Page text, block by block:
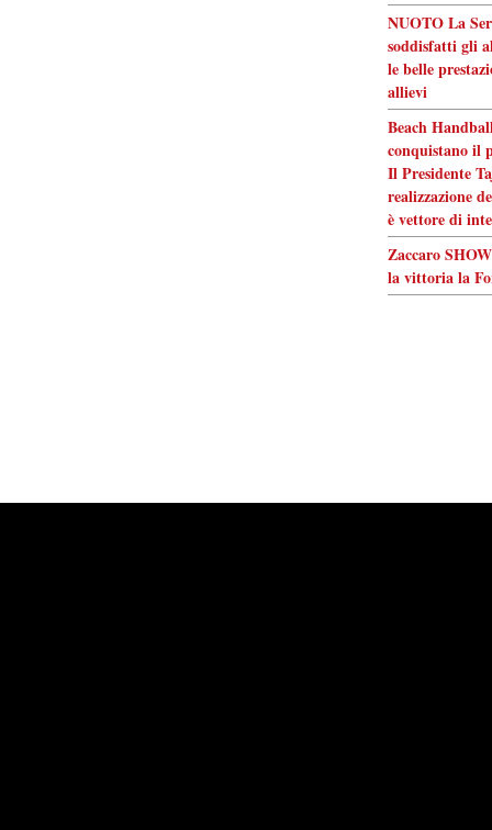
NUOTO La
soddisfatti gli
le belle
allievi
Beach
conquistano il
Il Presidente
realizzazione
è vettore di
Zaccaro
la vittoria la